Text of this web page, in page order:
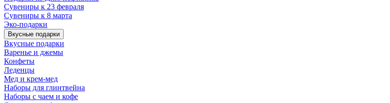
Сувениры к 23 февраля
Сувениры к 8 марта
Эко-подарки
Вкусные подарки
Вкусные подарки
Варенье и джемы
Конфеты
Леденцы
Мед и крем-мед
Наборы для глинтвейна
Наборы с чаем и кофе